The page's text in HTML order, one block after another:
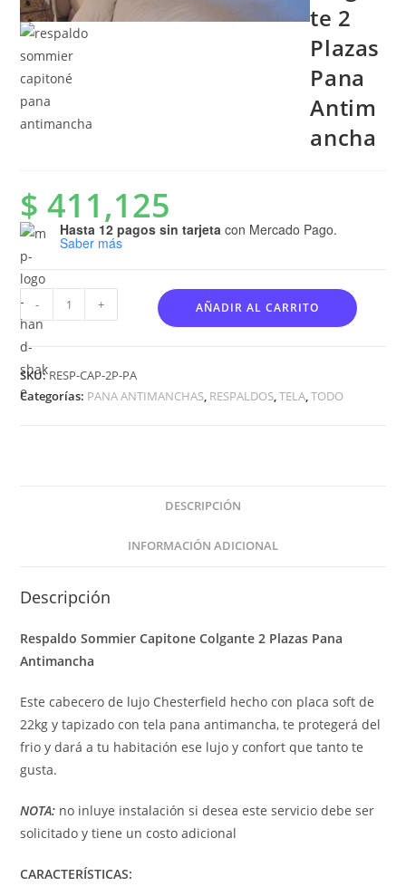
te 2
Plazas
Pana
Antim
ancha
$ 411,125
Hasta 12 pagos sin tarjeta con Mercado Pago.
Saber más
- + AÑADIR AL CARRITO
SKU:RESP-CAP-2P-PA
Categorías: PANA ANTIMANCHAS, RESPALDOS,TELA,TODO
DESCRIPCIÓN
INFORMACIÓN ADICIONAL
Descripción
Respaldo Sommier Capitone Colgante 2 Plazas Pana
Antimancha
Este cabecero de lujo Chesterfield hecho con placa soft de
22kg y tapizado con tela pana antimancha, te protegerá del
frio y dará a tu habitación ese lujo y confort que tanto te
gusta.
NOTA: no inluye instalación si desea este servicio debe ser
solicitado y tiene un costo adicional
CARACTERÍSTICAS: